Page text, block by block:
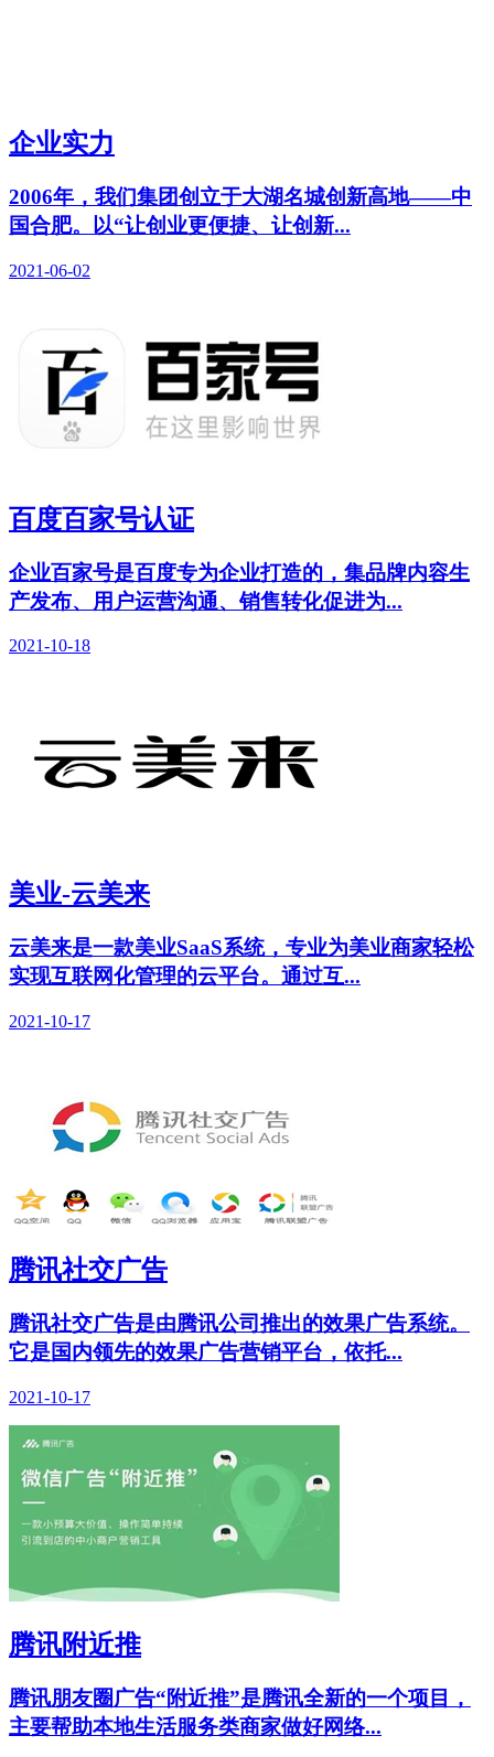
企业实力
2006年，我们集团创立于大湖名城创新高地——中
国合肥。以“让创业更便捷、让创新...
2021-06-02
百度百家号认证
企业百家号是百度专为企业打造的，集品牌内容生
产发布、用户运营沟通、销售转化促进为...
2021-10-18
美业-云美来
云美来是一款美业SaaS系统，专业为美业商家轻松
实现互联网化管理的云平台。通过互...
2021-10-17
腾讯社交广告
腾讯社交广告是由腾讯公司推出的效果广告系统。
它是国内领先的效果广告营销平台，依托...
2021-10-17
腾讯附近推
腾讯朋友圈广告“附近推”是腾讯全新的一个项目，
主要帮助本地生活服务类商家做好网络...